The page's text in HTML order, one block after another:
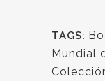
TAGS:
Mundial